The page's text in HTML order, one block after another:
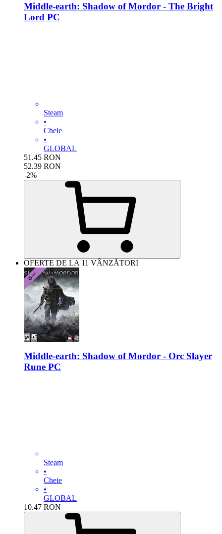
Middle-earth: Shadow of Mordor - The Bright
Lord PC
Steam
•
Cheie
•
GLOBAL
51.45 RON
52.39 RON
-2%
OFERTE DE LA 11 VÂNZĂTORI
Middle-earth: Shadow of Mordor - Orc Slayer
Rune PC
Steam
•
Cheie
•
GLOBAL
10.47 RON